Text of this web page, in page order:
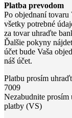
Platba prevodom
Po objednaní tovaru
všetky potrebné
za tovar uhraďte
Ďalšie pokyny
účet bude Vaša
náš účet.
Platbu prosím
7009
Nezabudnite
platby (VS)